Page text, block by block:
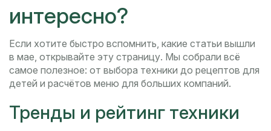
интересно?
Если хотите быстро вспомнить, какие статьи вышли
в мае, открывайте эту страницу. Мы собрали всё
самое полезное: от выбора техники до рецептов для
детей и расчётов меню для больших компаний.
Тренды и рейтинг техники